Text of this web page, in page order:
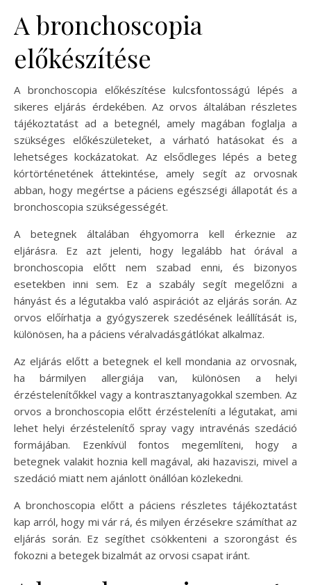
A bronchoscopia
előkészítése
A bronchoscopia előkészítése kulcsfontosságú lépés a
sikeres eljárás érdekében. Az orvos általában részletes
tájékoztatást ad a betegnél, amely magában foglalja a
szükséges előkészületeket, a várható hatásokat és a
lehetséges kockázatokat. Az elsődleges lépés a beteg
kórtörténetének áttekintése, amely segít az orvosnak
abban, hogy megértse a páciens egészségi állapotát és a
bronchoscopia szükségességét.
A betegnek általában éhgyomorra kell érkeznie az
eljárásra. Ez azt jelenti, hogy legalább hat órával a
bronchoscopia előtt nem szabad enni, és bizonyos
esetekben inni sem. Ez a szabály segít megelőzni a
hányást és a légutakba való aspirációt az eljárás során. Az
orvos előírhatja a gyógyszerek szedésének leállítását is,
különösen, ha a páciens véralvadásgátlókat alkalmaz.
Az eljárás előtt a betegnek el kell mondania az orvosnak,
ha bármilyen allergiája van, különösen a helyi
érzéstelenítőkkel vagy a kontrasztanyagokkal szemben. Az
orvos a bronchoscopia előtt érzésteleníti a légutakat, ami
lehet helyi érzéstelenítő spray vagy intravénás szedáció
formájában. Ezenkívül fontos megemlíteni, hogy a
betegnek valakit hoznia kell magával, aki hazaviszi, mivel a
szedáció miatt nem ajánlott önállóan közlekedni.
A bronchoscopia előtt a páciens részletes tájékoztatást
kap arról, hogy mi vár rá, és milyen érzésekre számíthat az
eljárás során. Ez segíthet csökkenteni a szorongást és
fokozni a betegek bizalmát az orvosi csapat iránt.